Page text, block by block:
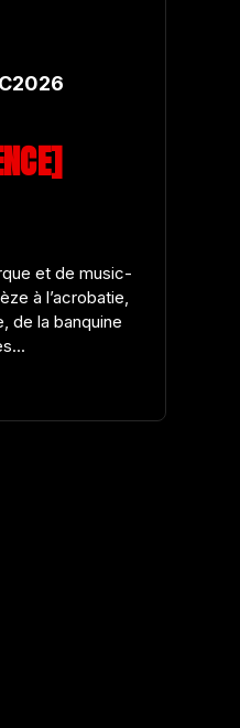
2026
et de music-
à l’acrobatie,
de la banquine